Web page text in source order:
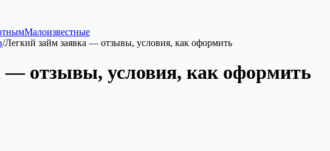
Малоизвестные
/Легкий займ заявка — отзывы, условия, как оформить
— отзывы, условия, как оформить